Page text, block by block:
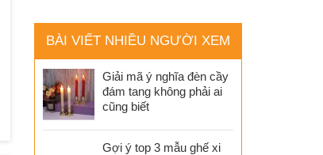
BÀI VIẾT NHIỀU NGƯỜI XEM
Giải mã ý nghĩa đèn cầy
đám tang không phải ai
cũng biết
Gợi ý top 3 mẫu ghế xi